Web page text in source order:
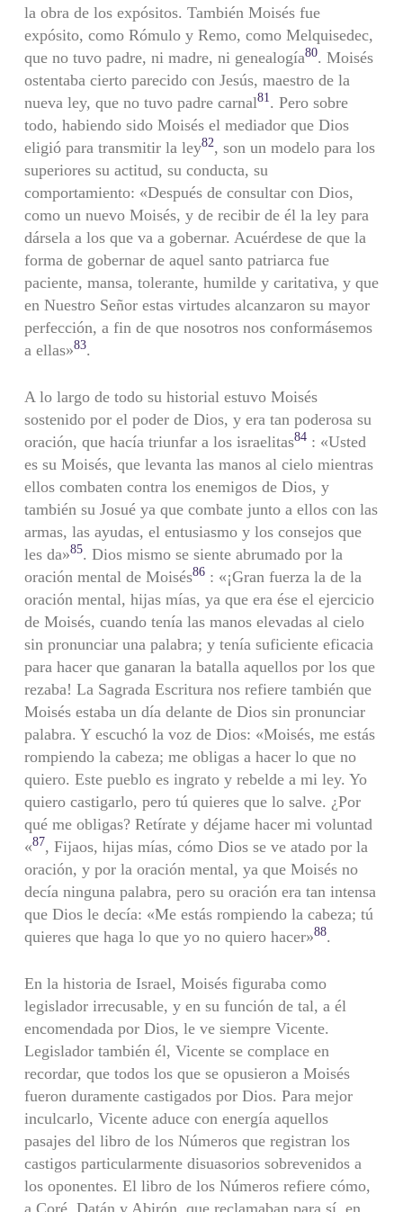
la obra de los expósitos. También Moisés fue
expósito, como Rómulo y Remo, como Melquisedec,
que no tuvo padre, ni madre, ni genealogía80. Moisés
ostentaba cierto parecido con Jesús, maestro de la
nueva ley, que no tuvo padre carnal81. Pero sobre
todo, habiendo sido Moisés el mediador que Dios
eligió para transmitir la ley82, son un modelo para los
superiores su actitud, su conducta, su
comportamiento: «Después de consultar con Dios,
como un nuevo Moisés, y de recibir de él la ley para
dársela a los que va a gobernar. Acuérdese de que la
forma de gobernar de aquel santo patriarca fue
paciente, mansa, tolerante, humilde y caritativa, y que
en Nuestro Señor estas virtudes alcanzaron su mayor
perfección, a fin de que nosotros nos conformásemos
a ellas»83.
A lo largo de todo su historial estuvo Moisés
sostenido por el poder de Dios, y era tan poderosa su
oración, que hacía triunfar a los israelitas84: «Usted
es su Moisés, que levanta las manos al cielo mientras
ellos combaten contra los enemigos de Dios, y
también su Josué ya que combate junto a ellos con las
armas, las ayudas, el entusiasmo y los consejos que
les da»85. Dios mismo se siente abrumado por la
oración mental de Moisés86: «¡Gran fuerza la de la
oración mental, hijas mías, ya que era ése el ejercicio
de Moisés, cuando tenía las manos elevadas al cielo
sin pronunciar una palabra; y tenía suficiente eficacia
para hacer que ganaran la batalla aquellos por los que
rezaba! La Sagrada Escritura nos refiere también que
Moisés estaba un día delante de Dios sin pronunciar
palabra. Y escuchó la voz de Dios: «Moisés, me estás
rompiendo la cabeza; me obligas a hacer lo que no
quiero. Este pueblo es ingrato y rebelde a mi ley. Yo
quiero castigarlo, pero tú quieres que lo salve. ¿Por
qué me obligas? Retírate y déjame hacer mi voluntad
«87, Fijaos, hijas mías, cómo Dios se ve atado por la
oración, y por la oración mental, ya que Moisés no
decía ninguna palabra, pero su oración era tan intensa
que Dios le decía: «Me estás rompiendo la cabeza; tú
quieres que haga lo que yo no quiero hacer»88.
En la historia de Israel, Moisés figuraba como
legislador irrecusable, y en su función de tal, a él
encomendada por Dios, le ve siempre Vicente.
Legislador también él, Vicente se complace en
recordar, que todos los que se opusieron a Moisés
fueron duramente castigados por Dios. Para mejor
inculcarlo, Vicente aduce con energía aquellos
pasajes del libro de los Números que registran los
castigos particularmente disuasorios sobrevenidos a
los oponentes. El libro de los Números refiere cómo,